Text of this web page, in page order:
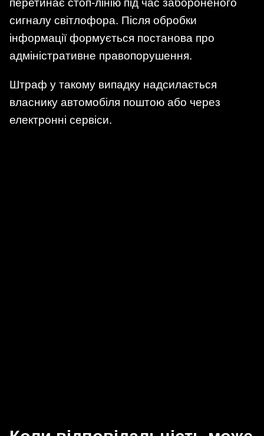
перетинає стоп-лінію під час забороненого
сигналу світлофора. Після обробки
інформації формується постанова про
адміністративне правопорушення.
Штраф у такому випадку надсилається
власнику автомобіля поштою або через
електронні сервіси.